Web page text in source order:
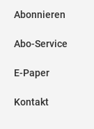
Abonnieren
Abo-Service
E-Paper
Kontakt